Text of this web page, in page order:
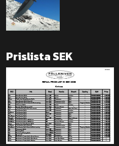
Prislista SEK